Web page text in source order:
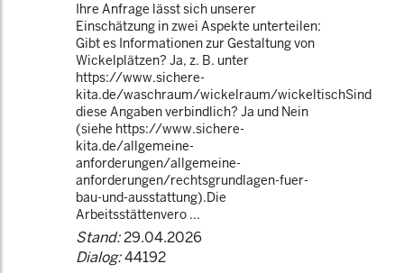
Ihre Anfrage lässt sich unserer
Einschätzung in zwei Aspekte unterteilen:
Gibt es Informationen zur Gestaltung von
Wickelplätzen? Ja, z. B. unter
https://www.sichere-
kita.de/waschraum/wickelraum/wickeltischSind
diese Angaben verbindlich? Ja und Nein
(siehe https://www.sichere-
kita.de/allgemeine-
anforderungen/allgemeine-
anforderungen/rechtsgrundlagen-fuer-
bau-und-ausstattung).Die
Arbeitsstättenvero ...
Stand:29.04.2026
Dialog:44192